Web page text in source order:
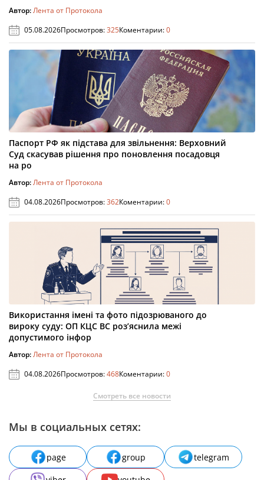
Автор:Лента от Протокола
05.08.2026Просмотров:325Коментарии:0
Паспорт РФ як підстава для звільнення: Верховний
Суд скасував рішення про поновлення посадовця
на ро
Автор:Лента от Протокола
04.08.2026Просмотров:362Коментарии:0
Використання імені та фото підозрюваного до
вироку суду: ОП КЦС ВС роз’яснила межі
допустимого інфор
Автор:Лента от Протокола
04.08.2026Просмотров:468Коментарии:0
Смотреть все новости
Мы в социальных сетях:
page group
telegram